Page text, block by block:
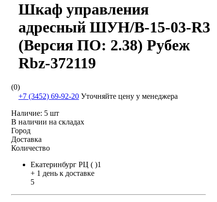
Шкаф управления
адресный ШУН/В-15-03-R3
(Версия ПО: 2.38) Рубеж
Rbz-372119
(0)
+7 (3452) 69-92-20 Уточняйте цену у менеджера
Наличие: 5 шт
В наличии на складах
Город
Доставка
Количество
Екатеринбург РЦ ( )1
+ 1 день к доставке
5